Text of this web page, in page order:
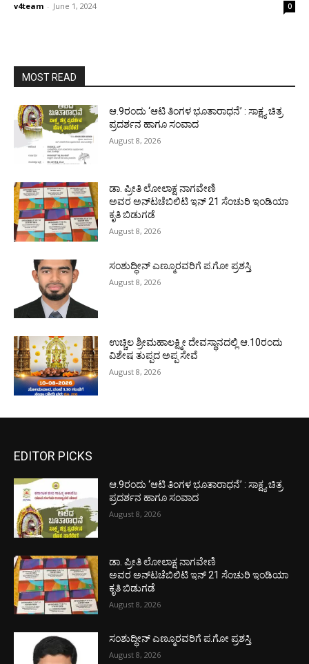
v4team - June 1, 2024 0
MOST READ
ಆ.9ರಂದು ‘ಆಟಿ ತಿಂಗಳ ಭೂತಾರಾಧನೆ’ : ಸಾಕ್ಷ್ಯ ಚಿತ್ರ
ಪ್ರದರ್ಶನ ಹಾಗೂ ಸಂವಾದ
August 8, 2026
ಡಾ. ಪ್ರೀತಿ ಲೋಲಾಕ್ಷ ನಾಗವೇಣಿ
ಅವರ ಅನ್‌ಟಚೆಬಿಲಿಟಿ ಇನ್ 21 ಸೆಂಚುರಿ ಇಂಡಿಯಾ
ಕೃತಿ ಬಿಡುಗಡೆ
August 8, 2026
ಸಂಶುದ್ಧೀನ್ ಎಣ್ಮೂರವರಿಗೆ ಪ.ಗೋ ಪ್ರಶಸ್ತಿ
August 8, 2026
ಉಚ್ಚಿಲ ಶ್ರೀಮಹಾಲಕ್ಷ್ಮೀ ದೇವಸ್ಥಾನದಲ್ಲಿ ಆ.10ರಂದು
ವಿಶೇಷ ತುಪ್ಪದ ಅಪ್ಪ ಸೇವೆ
August 8, 2026
EDITOR PICKS
ಆ.9ರಂದು ‘ಆಟಿ ತಿಂಗಳ ಭೂತಾರಾಧನೆ’ : ಸಾಕ್ಷ್ಯ ಚಿತ್ರ
ಪ್ರದರ್ಶನ ಹಾಗೂ ಸಂವಾದ
August 8, 2026
ಡಾ. ಪ್ರೀತಿ ಲೋಲಾಕ್ಷ ನಾಗವೇಣಿ
ಅವರ ಅನ್‌ಟಚೆಬಿಲಿಟಿ ಇನ್ 21 ಸೆಂಚುರಿ ಇಂಡಿಯಾ
ಕೃತಿ ಬಿಡುಗಡೆ
August 8, 2026
ಸಂಶುದ್ಧೀನ್ ಎಣ್ಮೂರವರಿಗೆ ಪ.ಗೋ ಪ್ರಶಸ್ತಿ
August 8, 2026